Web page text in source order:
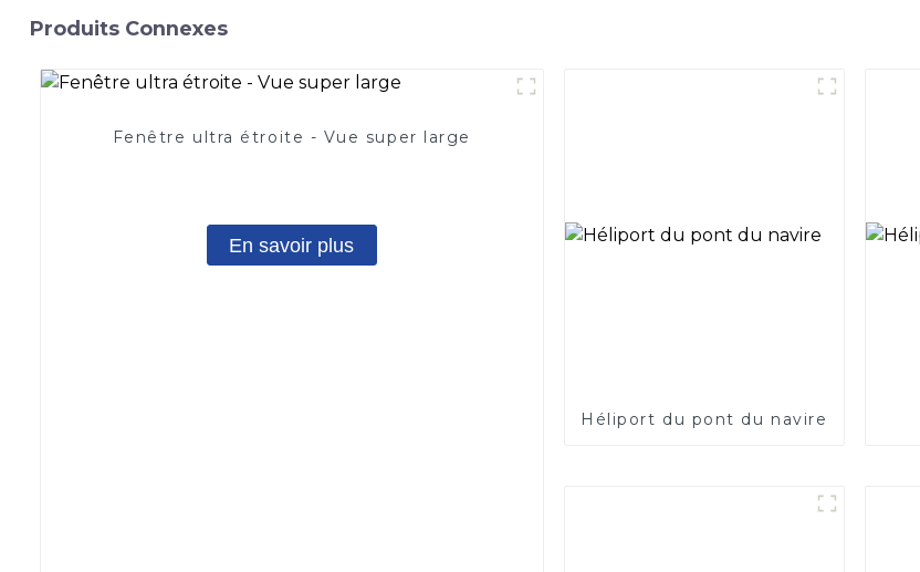
Produits Connexes
Fenêtre ultra étroite - Vue super large
En savoir plus
Héliport du pont du navire